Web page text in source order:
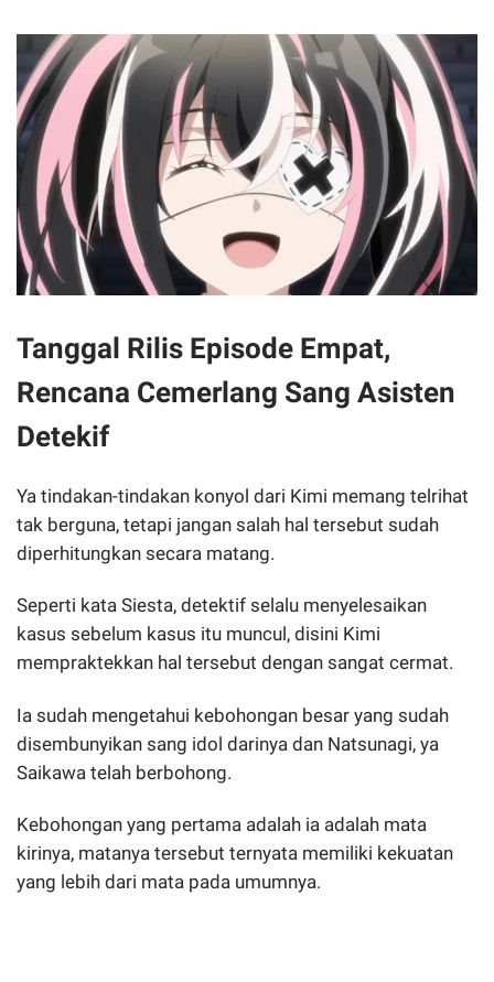
Tanggal Rilis Episode Empat,
Rencana Cemerlang Sang Asisten
Detekif
Ya tindakan-tindakan konyol dari Kimi memang telrihat
tak berguna, tetapi jangan salah hal tersebut sudah
diperhitungkan secara matang.
Seperti kata Siesta, detektif selalu menyelesaikan
kasus sebelum kasus itu muncul, disini Kimi
mempraktekkan hal tersebut dengan sangat cermat.
Ia sudah mengetahui kebohongan besar yang sudah
disembunyikan sang idol darinya dan Natsunagi, ya
Saikawa telah berbohong.
Kebohongan yang pertama adalah ia adalah mata
kirinya, matanya tersebut ternyata memiliki kekuatan
yang lebih dari mata pada umumnya.